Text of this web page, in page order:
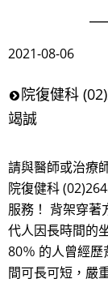
2021-08-06
院復健科
竭誠
請與醫師或治療
院復健科
服務！ 背架穿著
代人因長時間的
80％ 的人曾經
間可長可短，嚴